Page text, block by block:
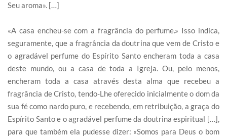
Seu aroma». […]
«A casa encheu-se com a fragrância do perfume.» Isso indica,
seguramente, que a fragrância da doutrina que vem de Cristo e
o agradável perfume do Espírito Santo encheram toda a casa
deste mundo, ou a casa de toda a Igreja. Ou, pelo menos,
encheram toda a casa através desta alma que recebeu a
fragrância de Cristo, tendo-Lhe oferecido inicialmente o dom da
sua fé como nardo puro, e recebendo, em retribuição, a graça do
Espírito Santo e o agradável perfume da doutrina espiritual […],
para que também ela pudesse dizer: «Somos para Deus o bom